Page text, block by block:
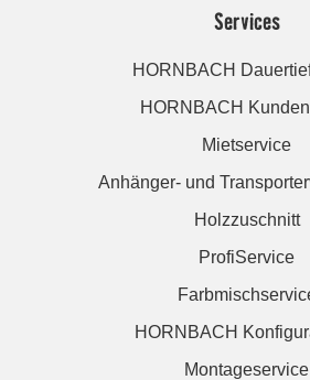
Services
HORNBACH
HORNBACH
Mietservice
Anhänger- und
Holzzuschnitt
ProfiService
HORNBACH
Montageservice